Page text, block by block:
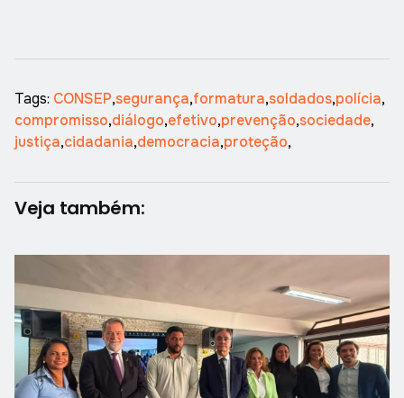
Tags: CONSEP,segurança,formatura,soldados,polícia,
compromisso,diálogo,efetivo,prevenção,sociedade,
justiça,cidadania,democracia,proteção,
Veja também: